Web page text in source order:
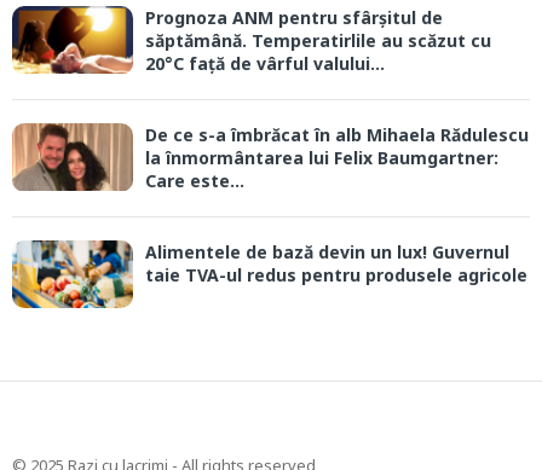
Prognoza ANM pentru sfârșitul de
săptămână. Temperatirlile au scăzut cu
20°C față de vârful valului...
De ce s-a îmbrăcat în alb Mihaela Rădulescu
la înmormântarea lui Felix Baumgartner:
Care este...
Alimentele de bază devin un lux! Guvernul
taie TVA-ul redus pentru produsele agricole